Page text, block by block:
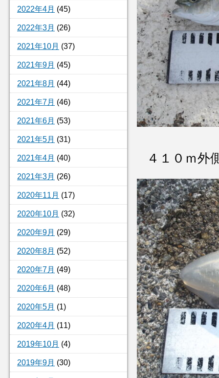
2022年4月 (45)
2022年3月 (26)
2021年10月 (37)
2021年9月 (45)
2021年8月 (44)
2021年7月 (46)
2021年6月 (53)
2021年5月 (31)
2021年4月 (40)
2021年3月 (26)
2020年11月 (17)
2020年10月 (32)
2020年9月 (29)
2020年8月 (52)
2020年7月 (49)
2020年6月 (48)
2020年5月 (1)
2020年4月 (11)
2019年10月 (4)
2019年9月 (30)
４１０ｍ